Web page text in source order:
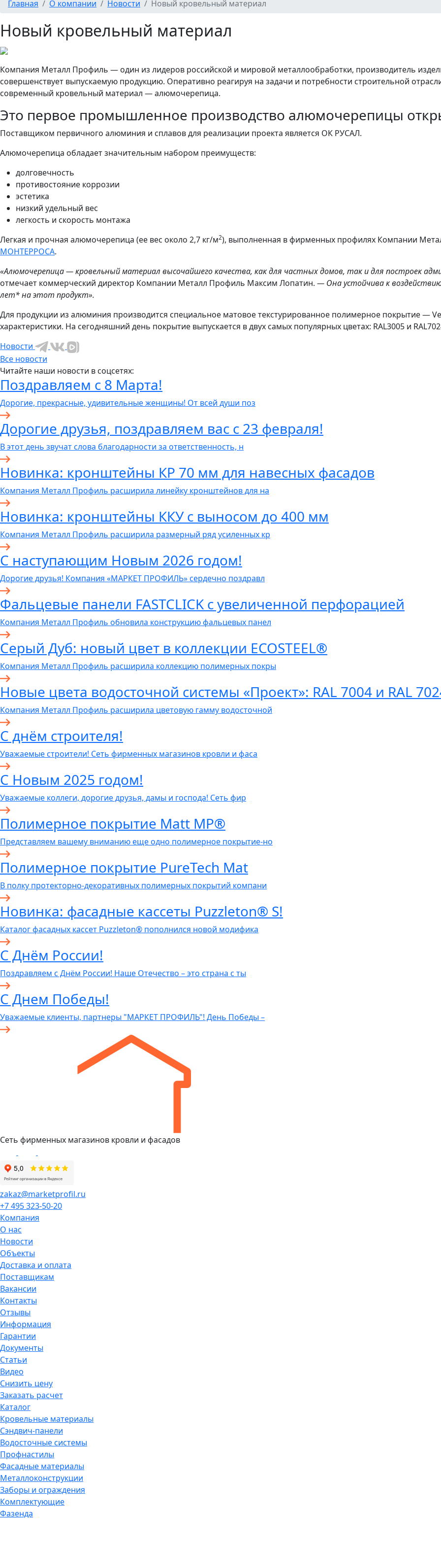
Главная
О компании Новости Новый кровельный материал
Новый кровельный материал
Компания Металл Профиль — один из лидеров российской и мировой металлообработки, производитель
совершенствует выпускаемую продукцию. Оперативно реагируя на задачи и потребности строительной
современный кровельный материал — алюмочерепица.
Это первое промышленное производство алюмочерепицы
Поставщиком первичного алюминия и сплавов для реализации проекта является ОК РУСАЛ.
Алюмочерепица обладает значительным набором преимуществ:
долговечность
противостояние коррозии
эстетика
низкий удельный вес
легкость и скорость монтажа
Легкая и прочная алюмочерепица (ее вес около 2,7 кг/м2), выполненная в фирменных профилях Компании
МОНТЕРРОСА.
«Алюмочерепица — кровельный материал высочайшего качества, как для частных домов, так и для построек
отмечает коммерческий директор Компании Металл Профиль Максим Лопатин. — Она устойчива к
лет* на этот продукт».
Для продукции из алюминия производится специальное матовое текстурированное полимерное покрытие —
характеристики. На сегодняшний день покрытие выпускается в двух самых популярных цветах: RAL3005 и
Новости
Все новости
Читайте наши новости в соцсетях:
Поздравляем с 8 Марта!
Дорогие, прекрасные, удивительные женщины! От всей души поз
Дорогие друзья, поздравляем вас с 23 февраля!
В этот день звучат слова благодарности за ответственность, н
Новинка: кронштейны КР 70 мм для навесных фасадов
Компания Металл Профиль расширила линейку кронштейнов для на
Новинка: кронштейны ККУ с выносом до 400 мм
Компания Металл Профиль расширила размерный ряд усиленных кр
С наступающим Новым 2026 годом!
Дорогие друзья! Компания «МАРКЕТ ПРОФИЛЬ» сердечно поздравл
Фальцевые панели FASTCLICK с увеличенной перфорацией
Компания Металл Профиль обновила конструкцию фальцевых панел
Серый Дуб: новый цвет в коллекции ECOSTEEL®
Компания Металл Профиль расширила коллекцию полимерных покры
Новые цвета водосточной системы «Проект»: RAL 7004 и RAL
Компания Металл Профиль расширила цветовую гамму водосточной
C днём строителя!
Уважаемые строители! Сеть фирменных магазинов кровли и фаса
С Новым 2025 годом!
Уважаемые коллеги, дорогие друзья, дамы и господа! Сеть фир
Полимерное покрытие Matt MP®
Представляем вашему вниманию еще одно полимерное покрытие-но
Полимерное покрытие PureTech Mat
В полку протекторно-декоративных полимерных покрытий компани
Новинка: фасадные кассеты Puzzleton® S!
Каталог фасадных кассет Puzzleton® пополнился новой модифика
С Днём России!
Поздравляем с Днём России! Наше Отечество – это страна с ты
С Днем Победы!
Уважаемые клиенты, партнеры "МАРКЕТ ПРОФИЛЬ"! День Победы –
Сеть фирменных магазинов кровли и фасадов
zakaz@marketprofil.ru
+7 495 323-50-20
Компания
О нас
Новости
Объекты
Доставка и оплата
Поставщикам
Вакансии
Контакты
Отзывы
Информация
Гарантии
Документы
Статьи
Видео
Снизить цену
Заказать расчет
Каталог
Кровельные материалы
Сэндвич-панели
Водосточные системы
Профнастилы
Фасадные материалы
Металлоконструкции
Заборы и ограждения
Комплектующие
Фазенда